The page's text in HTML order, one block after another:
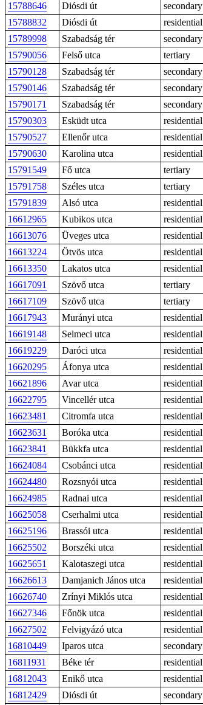
15788646
Diósdi út secondary
15788832
Diósdi út residential
15789998
Szabadság tér secondary
15790056
Felső utca tertiary
15790128
Szabadság tér secondary
15790146
Szabadság tér secondary
15790171
Szabadság tér secondary
15790303
Esküdt utca residential
15790527
Ellenőr utca residential
15790630
Karolina utca residential
15791549
Fő utca tertiary
15791758
Széles utca tertiary
15791839
Alsó utca residential
16612965
Kubikos utca residential
16613076
Üveges utca residential
16613224
Ötvös utca residential
16613350
Lakatos utca residential
16617091
Szövő utca tertiary
16617109
Szövő utca tertiary
16617943
Murányi utca residential
16619148
Selmeci utca residential
16619229
Daróci utca residential
16620295
Áfonya utca residential
16621896
Avar utca residential
16622795
Vincellér utca residential
16623481
Citromfa utca residential
16623631
Boróka utca residential
16623841
Bükkfa utca residential
16624084
Csobánci utca residential
16624480
Rozsnyói utca residential
16624985
Radnai utca residential
16625058
Cserhalmi utca residential
16625196
Brassói utca residential
16625502
Borszéki utca residential
16625651
Kalotaszegi utca residential
16626613
Damjanich János utca residential
16626740
Zrínyi Miklós utca residential
16627346
Főnök utca residential
16627502
Felvigyázó utca residential
16810449
Iparos utca secondary
16811931
Béke tér residential
16812043
Enikő utca residential
16812429
Diósdi út secondary